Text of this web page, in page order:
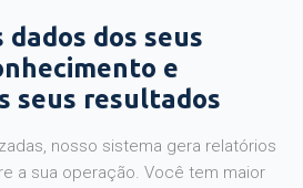
dos seus
e
seus resultados
nosso sistema gera relatórios
a sua operação. Você tem maior